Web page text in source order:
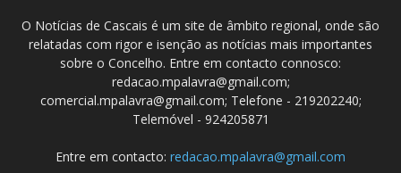
O Notícias de Cascais é um site de âmbito regional, onde são
relatadas com rigor e isenção as notícias mais importantes
sobre o Concelho. Entre em contacto connosco:
redacao.mpalavra@gmail.com;
comercial.mpalavra@gmail.com; Telefone - 219202240;
Telemóvel - 924205871
Entre em contacto: redacao.mpalavra@gmail.com